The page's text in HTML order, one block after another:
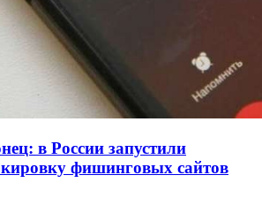
в России запустили
фишинговых сайтов